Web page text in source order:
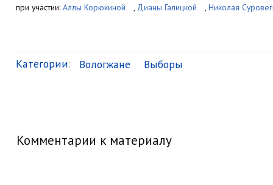
при участии: Аллы Корюкиной , Дианы Галицкой , Николая
Категории: Вологжане Выборы
Комментарии к материалу